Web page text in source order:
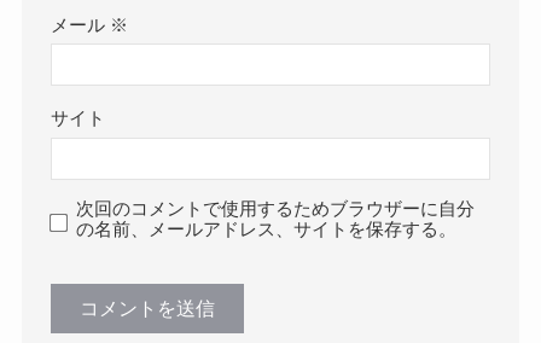
メール ※
サイト
次回のコメントで使用するためブラウザーに自分
の名前、メールアドレス、サイトを保存する。